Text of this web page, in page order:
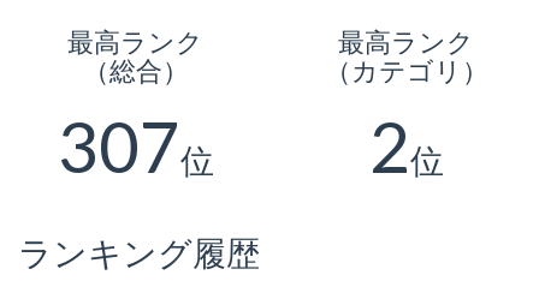
最高ランク
（総合）
307位
最高ランク
（カテゴリ）
2位
ランキング履歴